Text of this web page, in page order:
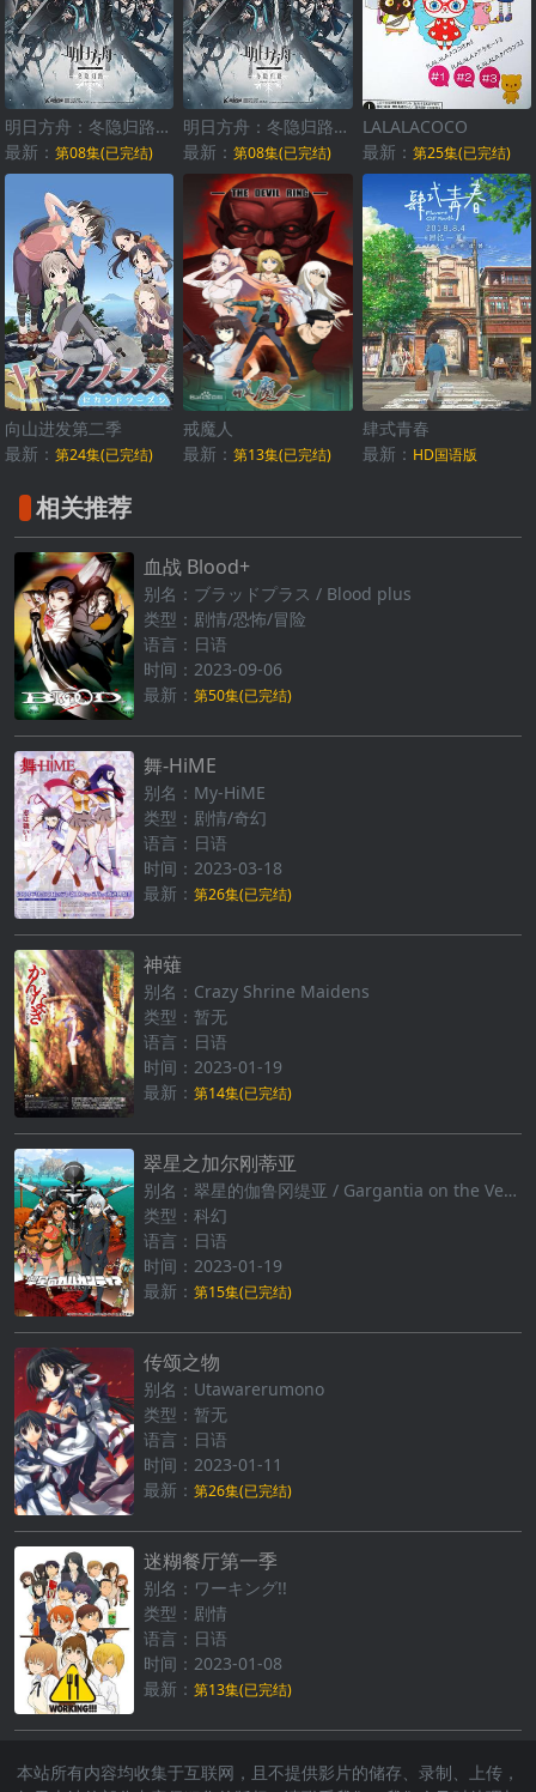
明日方舟：冬隐归路国语
最新： 第08集(已完结)
明日方舟：冬隐归路日语
最新：第08集(已完结)
LALALACOCO
最新： 第25集(已完结)
向山进发第二季
最新： 第24集(已完结)
戒魔人
最新：第13集(已完结)
肆式青春
最新： HD国语版
相关推荐
血战 Blood+
别名：ブラッドプラス / Blood plus
类型：剧情/恐怖/冒险
语言：日语
时间：2023-09-06
最新： 第50集(已完结)
舞-HiME
别名：My-HiME
类型：剧情/奇幻
语言：日语
时间：2023-03-18
最新： 第26集(已完结)
神薙
别名：Crazy Shrine Maidens
类型：暂无
语言：日语
时间：2023-01-19
最新： 第14集(已完结)
翠星之加尔刚蒂亚
别名：翠星的伽鲁冈缇亚 / Gargantia on the Verdurous Planet / Suisei no Gargantia / 翠星上的加尔冈缇亚(港)
类型：科幻
语言：日语
时间：2023-01-19
最新： 第15集(已完结)
传颂之物
别名：Utawarerumono
类型：暂无
语言：日语
时间：2023-01-11
最新： 第26集(已完结)
迷糊餐厅第一季
别名：ワーキング!!
类型：剧情
语言：日语
时间：2023-01-08
最新： 第13集(已完结)
本站所有内容均收集于互联网，且不提供影片的储存、录制、上传，